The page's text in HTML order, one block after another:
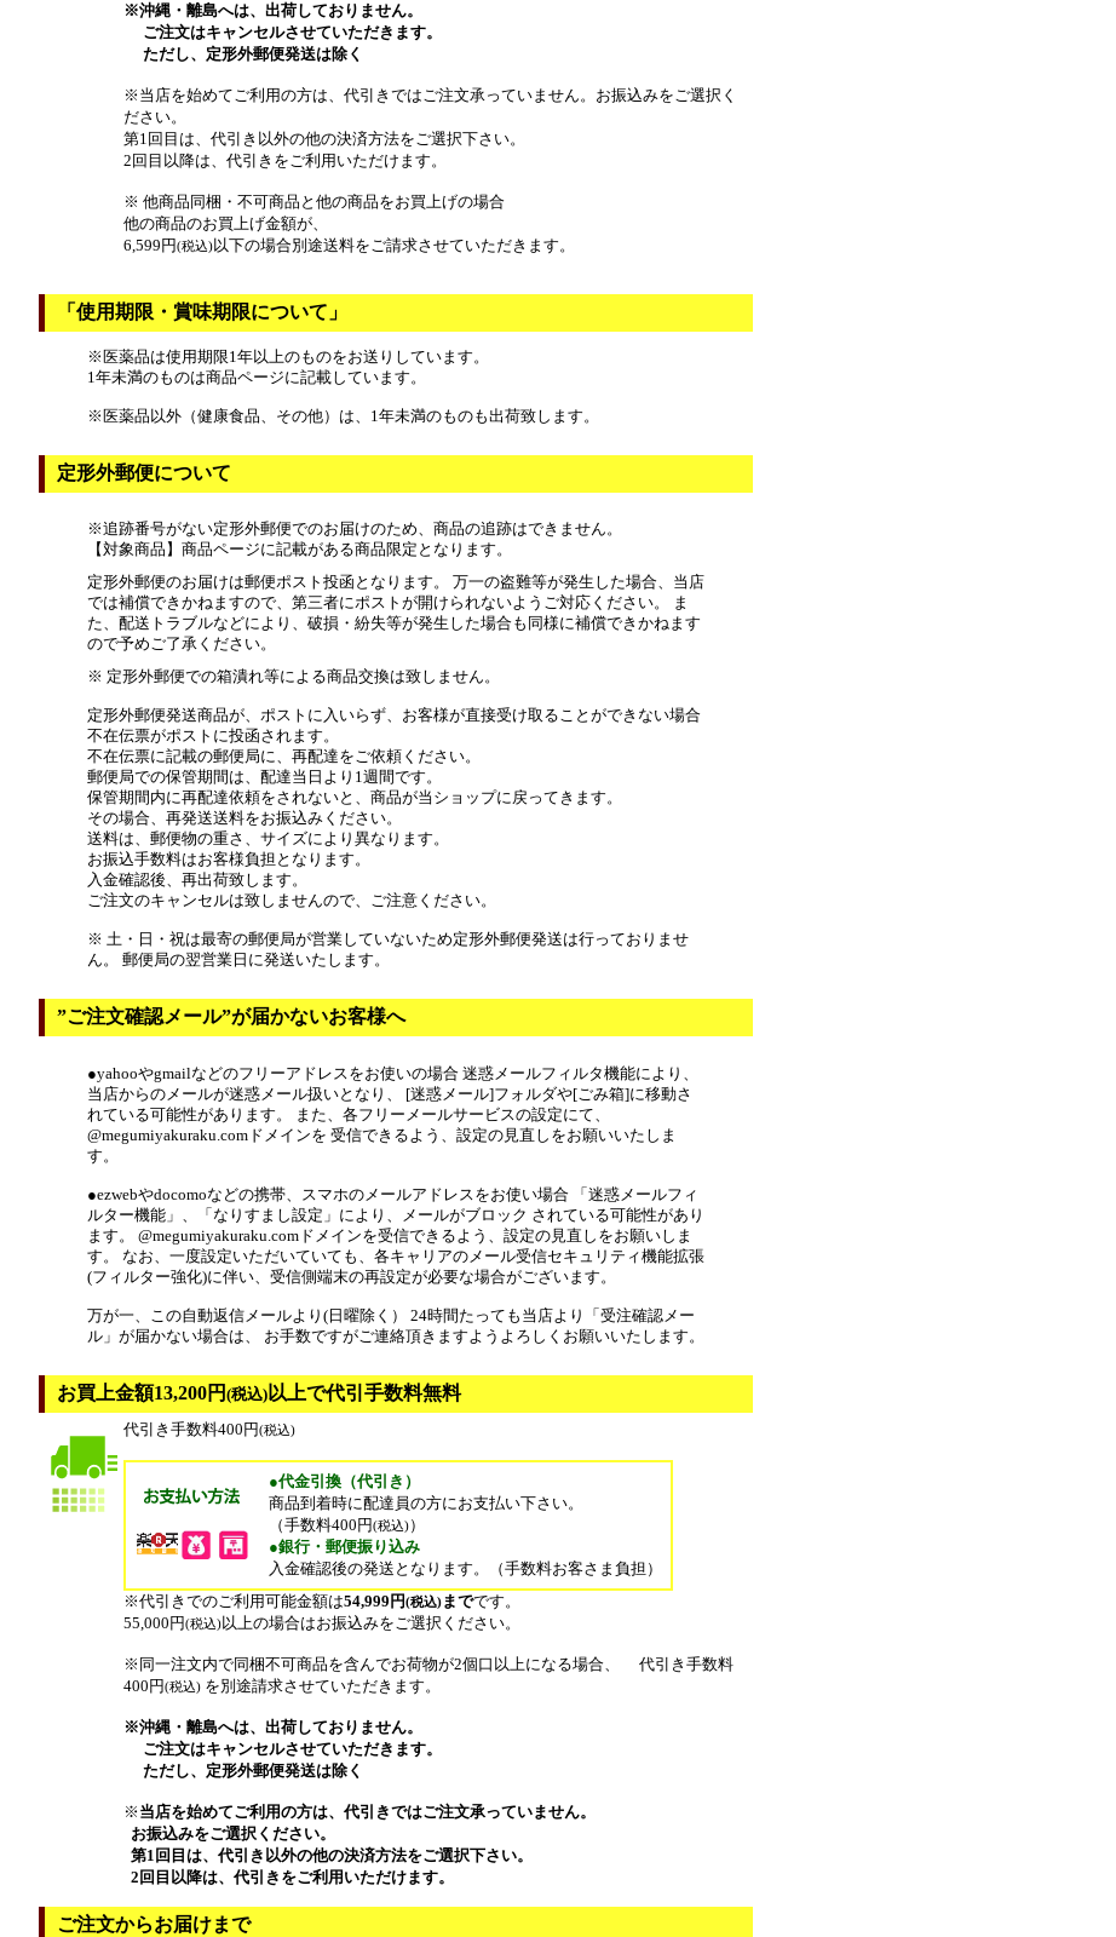
※沖縄・離島へは、出荷しておりません。
ご注文はキャンセルさせていただきます。
ただし、定形外郵便発送は除く
※当店を始めてご利用の方は、代引きではご注文承っていません。お振込みをご選択く
ださい。
第1回目は、代引き以外の他の決済方法をご選択下さい。
2回目以降は、代引きをご利用いただけます。
※ 他商品同梱・不可商品と他の商品をお買上げの場合
他の商品のお買上げ金額が、
6,599円(税込)以下の場合別途送料をご請求させていただきます。
「使用期限・賞味期限について」
※医薬品は使用期限1年以上のものをお送りしています。
1年未満のものは商品ページに記載しています。
※医薬品以外（健康食品、その他）は、1年未満のものも出荷致します。
定形外郵便について
※追跡番号がない定形外郵便でのお届けのため、商品の追跡はできません。
【対象商品】商品ページに記載がある商品限定となります。
定形外郵便のお届けは郵便ポスト投函となります。 万一の盗難等が発生した場合、当店
では補償できかねますので、第三者にポストが開けられないようご対応ください。 ま
た、配送トラブルなどにより、破損・紛失等が発生した場合も同様に補償できかねます
ので予めご了承ください。
※ 定形外郵便での箱潰れ等による商品交換は致しません。
定形外郵便発送商品が、ポストに入いらず、お客様が直接受け取ることができない場合
不在伝票がポストに投函されます。
不在伝票に記載の郵便局に、再配達をご依頼ください。
郵便局での保管期間は、配達当日より1週間です。
保管期間内に再配達依頼をされないと、商品が当ショップに戻ってきます。
その場合、再発送送料をお振込みください。
送料は、郵便物の重さ、サイズにより異なります。
お振込手数料はお客様負担となります。
入金確認後、再出荷致します。
ご注文のキャンセルは致しませんので、ご注意ください。
※ 土・日・祝は最寄の郵便局が営業していないため定形外郵便発送は行っておりませ
ん。 郵便局の翌営業日に発送いたします。
”ご注文確認メール”が届かないお客様へ
●yahooやgmailなどのフリーアドレスをお使いの場合 迷惑メールフィルタ機能により、
当店からのメールが迷惑メール扱いとなり、 [迷惑メール]フォルダや[ごみ箱]に移動さ
れている可能性があります。 また、各フリーメールサービスの設定にて、
@megumiyakuraku.comドメインを 受信できるよう、設定の見直しをお願いいたしま
す。
●ezwebやdocomoなどの携帯、スマホのメールアドレスをお使い場合 「迷惑メールフィ
ルター機能」、「なりすまし設定」により、メールがブロック されている可能性があり
ます。 @megumiyakuraku.comドメインを受信できるよう、設定の見直しをお願いしま
す。 なお、一度設定いただいていても、各キャリアのメール受信セキュリティ機能拡張
(フィルター強化)に伴い、受信側端末の再設定が必要な場合がございます。
万が一、この自動返信メールより(日曜除く） 24時間たっても当店より「受注確認メー
ル」が届かない場合は、 お手数ですがご連絡頂きますようよろしくお願いいたします。
お買上金額13,200円 (税込)以上で代引手数料無料
代引き手数料400円(税込)
●代金引換（代引き）
商品到着時に配達員の方にお支払い下さい。
（手数料400円(税込)）
●銀行・郵便振り込み
入金確認後の発送となります。（手数料お客さま負担）
※代引きでのご利用可能金額は54,999円(税込)までです。
55,000円(税込)以上の場合はお振込みをご選択ください。
※同一注文内で同梱不可商品を含んでお荷物が2個口以上になる場合、 代引き手数料
400円(税込)を別途請求させていただきます。
※沖縄・離島へは、出荷しておりません。
ご注文はキャンセルさせていただきます。
ただし、定形外郵便発送は除く
※ 当店を始めてご利用の方は、代引きではご注文承っていません。
お振込みをご選択ください。
第1回目は、代引き以外の他の決済方法をご選択下さい。
2回目以降は、代引きをご利用いただけます。
ご注文からお届けまで